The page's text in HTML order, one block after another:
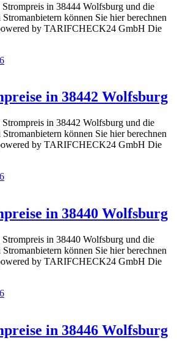
in 38444 Wolfsburg und die
können Sie hier berechnen
by TARIFCHECK24 GmbH Die
in 38442 Wolfsburg
in 38442 Wolfsburg und die
können Sie hier berechnen
by TARIFCHECK24 GmbH Die
in 38440 Wolfsburg
in 38440 Wolfsburg und die
können Sie hier berechnen
by TARIFCHECK24 GmbH Die
in 38446 Wolfsburg